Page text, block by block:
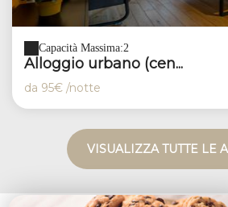
Capacità Massima:2
Alloggio urbano (cen...
da 95€ /notte
VISUALIZZA TUTTE LE